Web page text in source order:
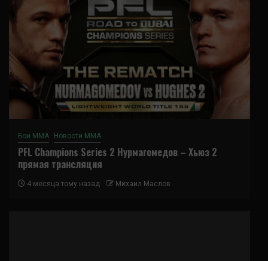
Бои ММА Новости ММА
PFL Champions Series 2 Нурмагомедов – Хьюз 2
прямая трансляция
4 месяца тому назад Михаил Маслов